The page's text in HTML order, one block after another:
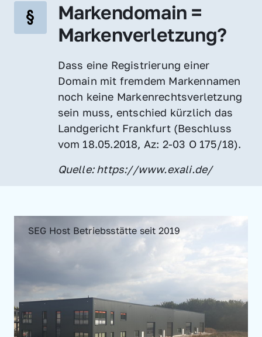
Markendomain =
Markenverletzung?
Dass eine Registrierung einer
Domain mit fremdem Markennamen
noch keine Markenrechtsverletzung
sein muss, entschied kürzlich das
Landgericht Frankfurt (Beschluss
vom 18.05.2018, Az: 2-03 O 175/18).
Quelle: https://www.exali.de/
SEG Host Betriebsstätte seit 2019